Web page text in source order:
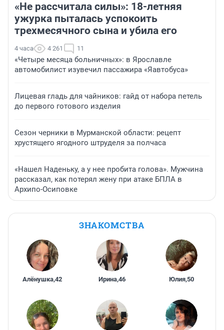
«Не рассчитала силы»: 18-летняя
ужурка пыталась успокоить
трехмесячного сына и убила его
4 часа 4 261 11
«Четыре месяца больничных»: в Ярославле
автомобилист изувечил пассажира «Яавтобуса»
Лицевая гладь для чайников: гайд от набора петель
до первого готового изделия
Сезон черники в Мурманской области: рецепт
хрустящего ягодного штруделя за полчаса
«Нашел Наденьку, а у нее пробита голова». Мужчина
рассказал, как потерял жену при атаке БПЛА в
Архипо-Осиповке
ЗНАКОМСТВА
Алёнушка,42 Ирина,46 Юлия,50